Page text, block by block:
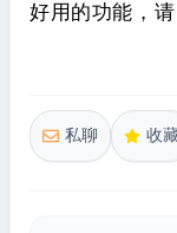
好用的功能，请
私聊 收